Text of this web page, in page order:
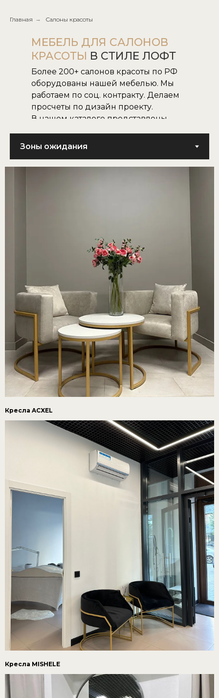
Главная → Салоны красоты
МЕБЕЛЬ ДЛЯ САЛОНОВ
КРАСОТЫ В СТИЛЕ ЛОФТ
Более 200+ салонов красоты по РФ
оборудованы нашей мебелью. Мы
работаем по соц. контракту. Делаем
просчеты по дизайн проекту.
В нашем каталоге представлены
картинке или фото.
Кресла ACXEL
Кресла MISHELE